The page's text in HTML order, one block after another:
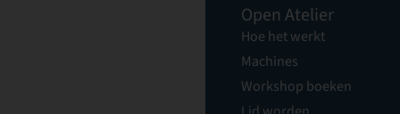
Open Atelier
Hoe het werkt
Machines
Workshop boeken